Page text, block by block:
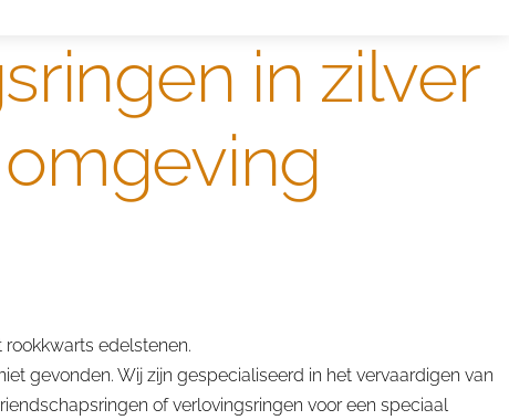
in zilver
edelstenen.
gevonden. Wij zijn gespecialiseerd in het vervaardigen van
of verlovingsringen voor een speciaal